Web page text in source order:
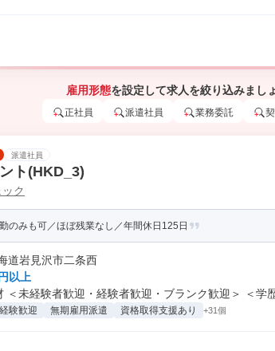
雇用形態を設定して求人を絞り込みまし
正社員 派遣社員 業務委託
派遣社員
ト(HKD_3)
ク
のみも可／ほぼ残業なし／年間休日125日
道岩見沢市二条西
以上
＜未経験者歓迎・経験者歓迎・ブランク歓迎＞ ＜学
験歓迎 無期雇用派遣 資格取得支援あり +31個